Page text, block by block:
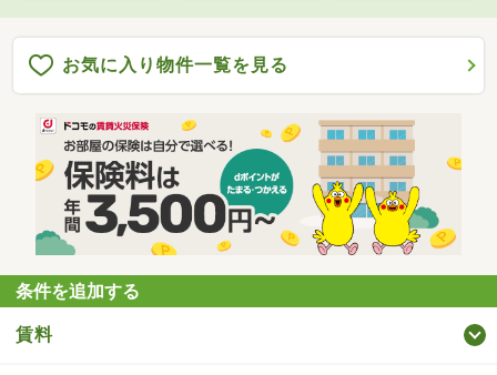
お気に入り物件一覧を見る
条件を追加する
賃料